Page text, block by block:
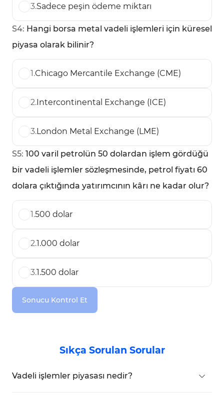
3.Sadece peşin ödeme miktarı
S4: Hangi borsa metal vadeli işlemleri için küresel
piyasa olarak bilinir?
1.Chicago Mercantile Exchange (CME)
2.Intercontinental Exchange (ICE)
3.London Metal Exchange (LME)
S5: 100 varil petrolün 50 dolardan işlem gördüğü
bir vadeli işlemler sözleşmesinde, petrol fiyatı 60
dolara çıktığında yatırımcının kârı ne kadar olur?
1.500 dolar
2.1.000 dolar
3.1.500 dolar
Sonucu Kontrol Et
Sıkça Sorulan Sorular
Vadeli işlemler piyasası nedir?